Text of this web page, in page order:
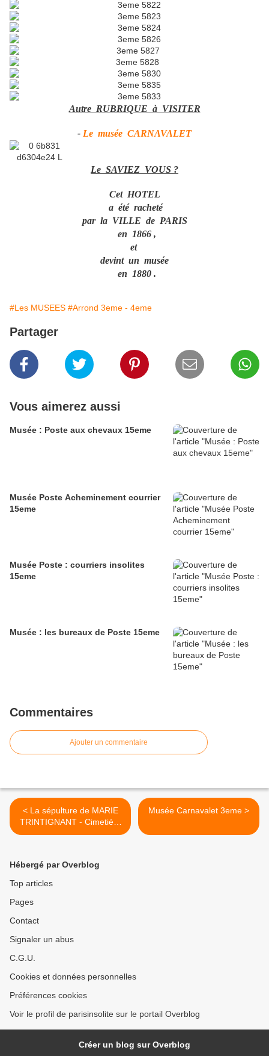
Autre RUBRIQUE à VISITER
- Le musée CARNAVALET
Le SAVIEZ VOUS ?
Cet HOTEL
a été racheté
par la VILLE de PARIS
en 1866 ,
et
devint un musée
en 1880 .
#Les MUSEES #Arrond 3eme - 4eme
Partager
Vous aimerez aussi
Musée : Poste aux chevaux 15eme
Musée Poste Acheminement courrier
15eme
Musée Poste : courriers insolites
15eme
Musée : les bureaux de Poste 15eme
Commentaires
Ajouter un commentaire
< La sépulture de MARIE
TRINTIGNANT - Cimetière
Père Lachaise
Musée Carnavalet 3eme >
Hébergé par Overblog
Top articles
Pages
Contact
Signaler un abus
C.G.U.
Cookies et données personnelles
Préférences cookies
Voir le profil de parisinsolite sur le portail Overblog
Créer un blog sur Overblog